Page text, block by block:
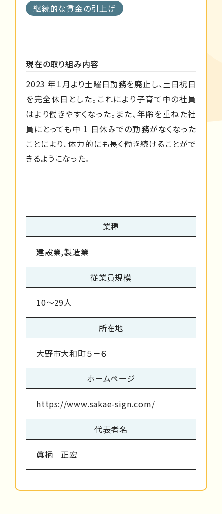
継続的な賃金の引上げ
現在の取り組み内容
2023 年１月より土曜日勤務を廃止し、土日祝日
を完全休日とした。これにより子育て中の社員
はより働きやすくなった。また、年齢を重ねた社
員にとっても中 1 日休みでの勤務がなくなった
ことにより、体力的にも長く働き続けることがで
きるようになった。
業種
建設業,製造業
従業員規模
10～29人
所在地
大野市大和町５－６
ホームページ
https://www.sakae-sign.com/
代表者名
眞柄 正宏